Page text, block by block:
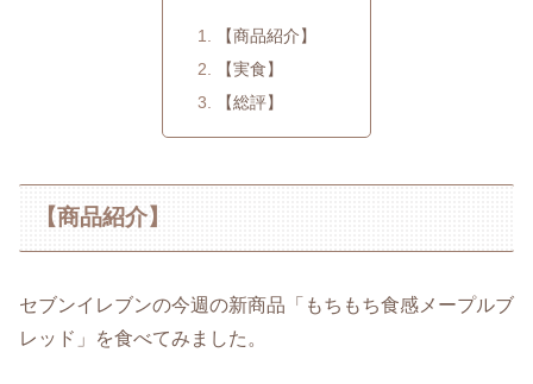
【商品紹介】
【実食】
【総評】
【商品紹介】
セブンイレブンの今週の新商品「もちもち食感メープルブ
レッド」を食べてみました。